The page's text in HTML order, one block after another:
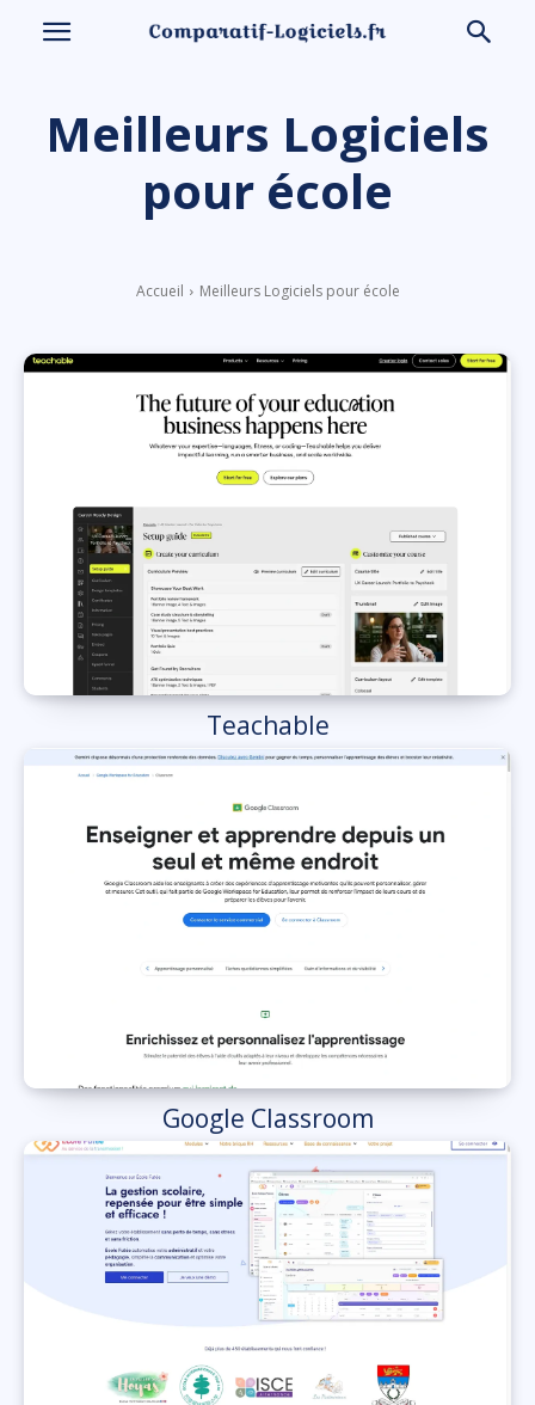
Meilleurs Logiciels
pour école
Accueil Meilleurs Logiciels pour école
Teachable
Google Classroom